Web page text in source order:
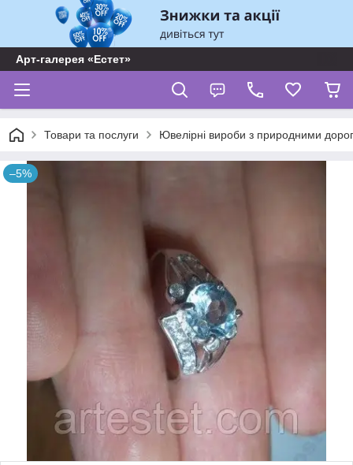
Арт-галерея «Естет»
Товари та послуги Ювелірні вироби з природними
–5%